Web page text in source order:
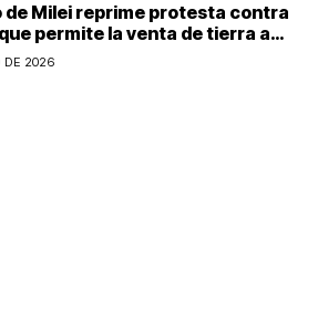
de Milei reprime protesta contra
permite la venta de tierra a
en Argentina
DE 2026